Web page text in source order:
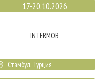
17-20.10.2026
INTERMOB
Стамбул, Турция